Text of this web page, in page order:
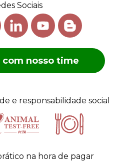
Sociais
com nosso time
e responsabilidade social
na hora de pagar